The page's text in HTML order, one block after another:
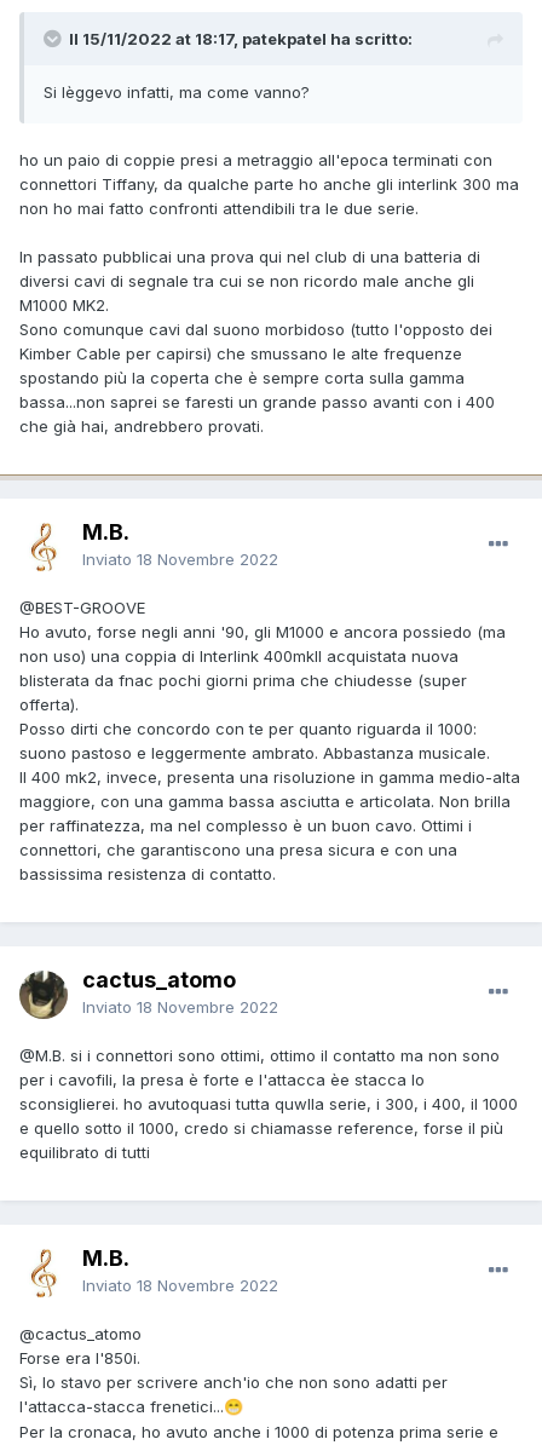
Il 15/11/2022 at 18:17, patekpatel ha scritto:
Si lèggevo infatti, ma come vanno?
ho un paio di coppie presi a metraggio all'epoca terminati con
connettori Tiffany, da qualche parte ho anche gli interlink 300 ma
non ho mai fatto confronti attendibili tra le due serie.
In passato pubblicai una prova qui nel club di una batteria di
diversi cavi di segnale tra cui se non ricordo male anche gli
M1000 MK2.
Sono comunque cavi dal suono morbidoso (tutto l'opposto dei
Kimber Cable per capirsi) che smussano le alte frequenze
spostando più la coperta che è sempre corta sulla gamma
bassa...non saprei se faresti un grande passo avanti con i 400
che già hai, andrebbero provati.
M.B.
Inviato 18 Novembre 2022
@BEST-GROOVE
Ho avuto, forse negli anni '90, gli M1000 e ancora possiedo (ma
non uso) una coppia di Interlink 400mkII acquistata nuova
blisterata da fnac pochi giorni prima che chiudesse (super
offerta).
Posso dirti che concordo con te per quanto riguarda il 1000:
suono pastoso e leggermente ambrato. Abbastanza musicale.
Il 400 mk2, invece, presenta una risoluzione in gamma medio-alta
maggiore, con una gamma bassa asciutta e articolata. Non brilla
per raffinatezza, ma nel complesso è un buon cavo. Ottimi i
connettori, che garantiscono una presa sicura e con una
bassissima resistenza di contatto.
cactus_atomo
Inviato 18 Novembre 2022
@M.B. si i connettori sono ottimi, ottimo il contatto ma non sono
per i cavofili, la presa è forte e l'attacca èe stacca lo
sconsiglierei. ho avutoquasi tutta quwlla serie, i 300, i 400, il 1000
e quello sotto il 1000, credo si chiamasse reference, forse il più
equilibrato di tutti
M.B.
Inviato 18 Novembre 2022
@cactus_atomo
Forse era l'850i.
Sì, lo stavo per scrivere anch'io che non sono adatti per
l'attacca-stacca frenetici...😁
Per la cronaca, ho avuto anche i 1000 di potenza prima serie e